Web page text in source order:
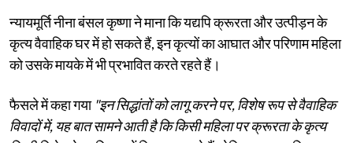
न्यायमूर्ति नीना बंसल कृष्णा ने माना कि यद्यपि क्रूरता और उत्पीड़न के
कृत्य वैवाहिक घर में हो सकते हैं, इन कृत्यों का आघात और परिणाम महिला
को उसके मायके में भी प्रभावित करते रहते हैं।
फैसले में कहा गया "इन सिद्धांतों को लागू करने पर, विशेष रूप से वैवाहिक
विवादों में, यह बात सामने आती है कि किसी महिला पर क्रूरता के कृत्य